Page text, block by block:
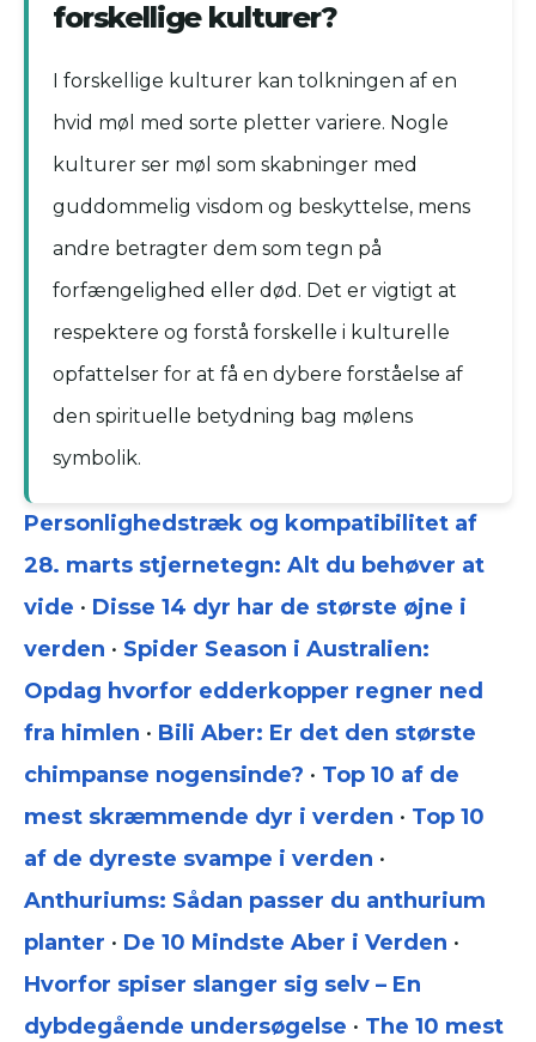
forskellige kulturer?
I forskellige kulturer kan tolkningen af en
hvid møl med sorte pletter variere. Nogle
kulturer ser møl som skabninger med
guddommelig visdom og beskyttelse, mens
andre betragter dem som tegn på
forfængelighed eller død. Det er vigtigt at
respektere og forstå forskelle i kulturelle
opfattelser for at få en dybere forståelse af
den spirituelle betydning bag mølens
symbolik.
Personlighedstræk og kompatibilitet af
28. marts stjernetegn: Alt du behøver at
vide • Disse 14 dyr har de største øjne i
verden • Spider Season i Australien:
Opdag hvorfor edderkopper regner ned
fra himlen • Bili Aber: Er det den største
chimpanse nogensinde? • Top 10 af de
mest skræmmende dyr i verden • Top 10
af de dyreste svampe i verden •
Anthuriums: Sådan passer du anthurium
planter • De 10 Mindste Aber i Verden •
Hvorfor spiser slanger sig selv – En
dybdegående undersøgelse • The 10 mest